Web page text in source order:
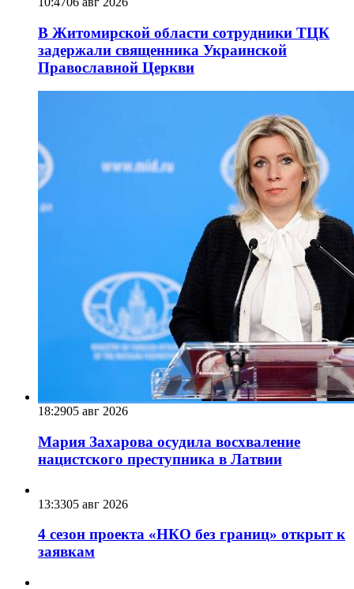
В Житомирской области сотрудники ТЦК
задержали священника Украинской
Православной Церкви
18:2905 авг 2026
Мария Захарова осудила восхваление
нацистского преступника в Латвии
13:3305 авг 2026
4 сезон проекта «НКО без границ» открыт к
заявкам